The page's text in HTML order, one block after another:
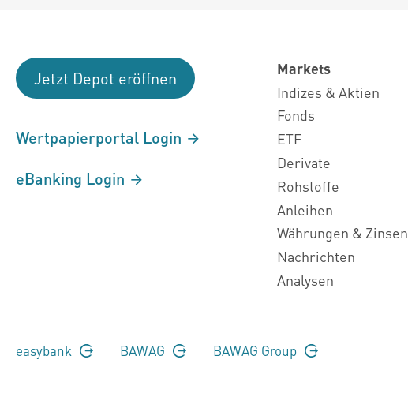
Jetzt Depot eröffnen
Wertpapierportal Login
eBanking Login
Markets
Indizes & Aktien
Fonds
ETF
Derivate
Rohstoffe
Anleihen
Währungen & Zinsen
Nachrichten
Analysen
easybank BAWAG BAWAG Group